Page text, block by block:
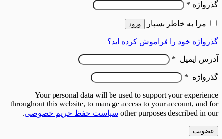
گذرواژه *
مرا به خاطر بسپار ورود
گذرواژه خود را فراموش کرده اید؟
آدرس ایمیل *
گذرواژه *
Your personal data will be used to support your experience
throughout this website, to manage access to your account, and for
other purposes described in our سیاست حفظ حریم خصوصی.
عضویت